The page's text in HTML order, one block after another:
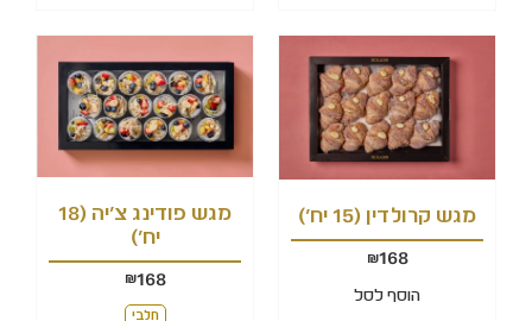
מגש קרולדין (15 יח')
168
₪
הוסף לסל
מגש פודינג צ'יה (18
יח')
168
₪
חלבי